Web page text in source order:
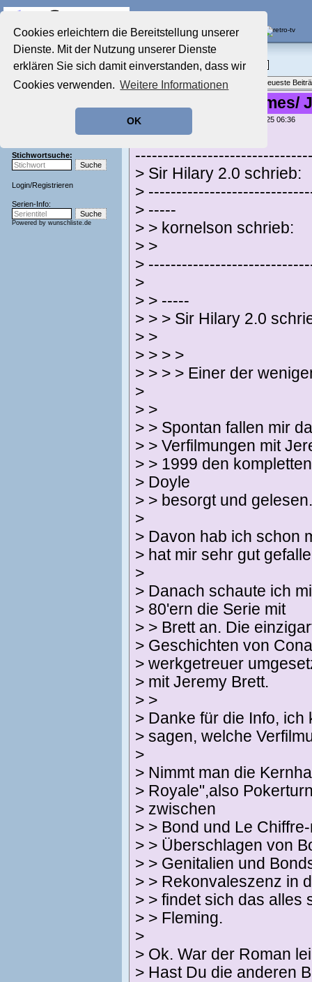
Cookies erleichtern die Bereitstellung unserer
Dienste. Mit der Nutzung unserer Dienste
erklären Sie sich damit einverstanden, dass wir
Cookies verwenden. Weitere Informationen
OK
Startseite
Aktuelles Forum
Film-Forum
Zeichentrick-Forum
Stichwortsuche:
Login/Registrieren
Serien-Info:
Powered by wunschliste.de
Film-Forum
Filme im Kino, Fernsehen & auf DVD
Themenübersicht • Neues Thema Neueste
Re: Sherlock Holmes/
geschrieben von: , 24.04.25 06:36
kornelson schrieb:
> Sir Hilary 2.0 schrieb:
>
> -----
> > kornelson schrieb:
> >
>
>
> > -----
> > > Sir Hilary 2.0
> >
> > > >
> > > > Einer der
>
> >
> > Spontan fallen mir
> > Verfilmungen mit
> > 1999 den
> Doyle
> > besorgt und gelesen.
>
> Davon hab ich schon
> hat mir sehr gut
>
> Danach schaute ich
> 80'ern die Serie mit
> > Brett an. Die
> Geschichten von
> werkgetreuer
> mit Jeremy Brett.
> >
> Danke für die Info,
> sagen, welche
>
> Nimmt man die
> Royale",also
> zwischen
> > Bond und Le
> > Überschlagen von
> > Genitalien und
> > Rekonvaleszenz in
> > findet sich das alles
> > Fleming.
>
> Ok. War der Roman
> Hast Du die anderen